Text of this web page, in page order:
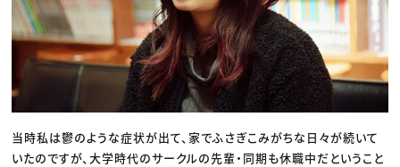
当時私は鬱のような症状が出て、家でふさぎこみがちな日々が続いて
いたのですが、大学時代のサークルの先輩・同期も休職中だということ